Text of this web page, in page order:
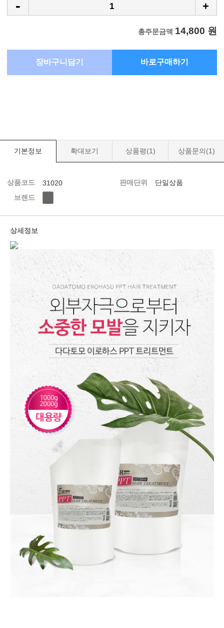
- +
총주문금액 14,800 원
장바구니담기 바로구매하기
기본정보 확대보기 상품평(1) 상품문의(1)
상품코드 31020 판매단위
단일상품
브랜드
상세정보